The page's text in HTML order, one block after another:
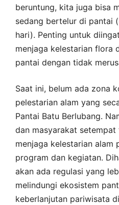
beruntung, kita juga bisa
sedang bertelur di pantai
hari). Penting untuk
menjaga kelestarian flora
pantai dengan tidak
Saat ini, belum ada zona
pelestarian alam yang
Pantai Batu Berlubang.
dan masyarakat
menjaga kelestarian alam
program dan kegiatan.
akan ada regulasi yang
melindungi ekosistem
keberlanjutan pariwisata